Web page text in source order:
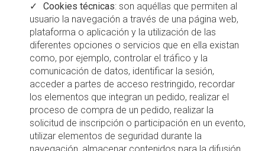
Cookies técnicas: son aquéllas que permiten al
usuario la navegación a través de una página web,
plataforma o aplicación y la utilización de las
diferentes opciones o servicios que en ella existan
como, por ejemplo, controlar el tráfico y la
comunicación de datos, identificar la sesión,
acceder a partes de acceso restringido, recordar
los elementos que integran un pedido, realizar el
proceso de compra de un pedido, realizar la
solicitud de inscripción o participación en un evento,
utilizar elementos de seguridad durante la